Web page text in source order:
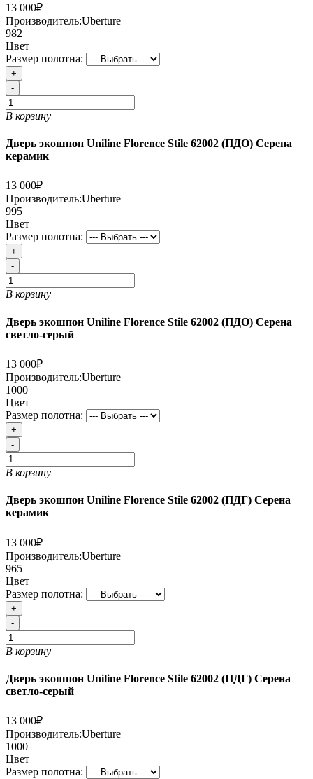
13 000₽
Производитель:Uberture
982
Цвет
Размер полотна:
+
-
В корзину
Дверь экошпон Uniline Florence Stile 62002 (ПДО) Серена
керамик
13 000₽
Производитель:Uberture
995
Цвет
Размер полотна:
+
-
В корзину
Дверь экошпон Uniline Florence Stile 62002 (ПДО) Серена
светло-серый
13 000₽
Производитель:Uberture
1000
Цвет
Размер полотна:
+
-
В корзину
Дверь экошпон Uniline Florence Stile 62002 (ПДГ) Серена
керамик
13 000₽
Производитель:Uberture
965
Цвет
Размер полотна:
+
-
В корзину
Дверь экошпон Uniline Florence Stile 62002 (ПДГ) Серена
светло-серый
13 000₽
Производитель:Uberture
1000
Цвет
Размер полотна: